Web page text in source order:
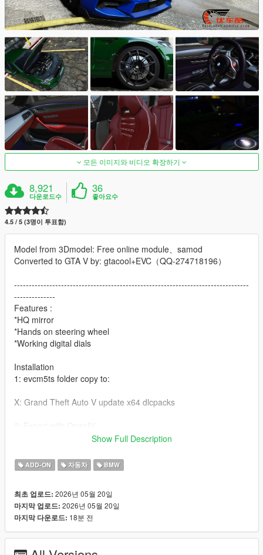
모든 이미지와 비디오 확장하기
8,921
다운로드수
36
좋아요수
4.5 / 5 (3명이 투표함)
Model from 3Dmodel: Free online module、samod
Converted to GTA V by: gtacool+EVC（QQ-274718196）
--------------------------------------------------------------------------------
--------------
Features :
*HQ mirror
*Hands on steering wheel
*Working digital dials
Installation
1: evcm5ts folder copy to:
X: Grand Theft Auto V update x64 dlcpacks
XML file
dlcpacks:\evcm5ts\Item>
3：
dlc_evcm5ts:/
Show Full Description
ADD-ON 자동차 BMW
최초 업로드: 2026년 05월 20일
마지막 업로드: 2026년 05월 20일
마지막 다운로드: 18분 전